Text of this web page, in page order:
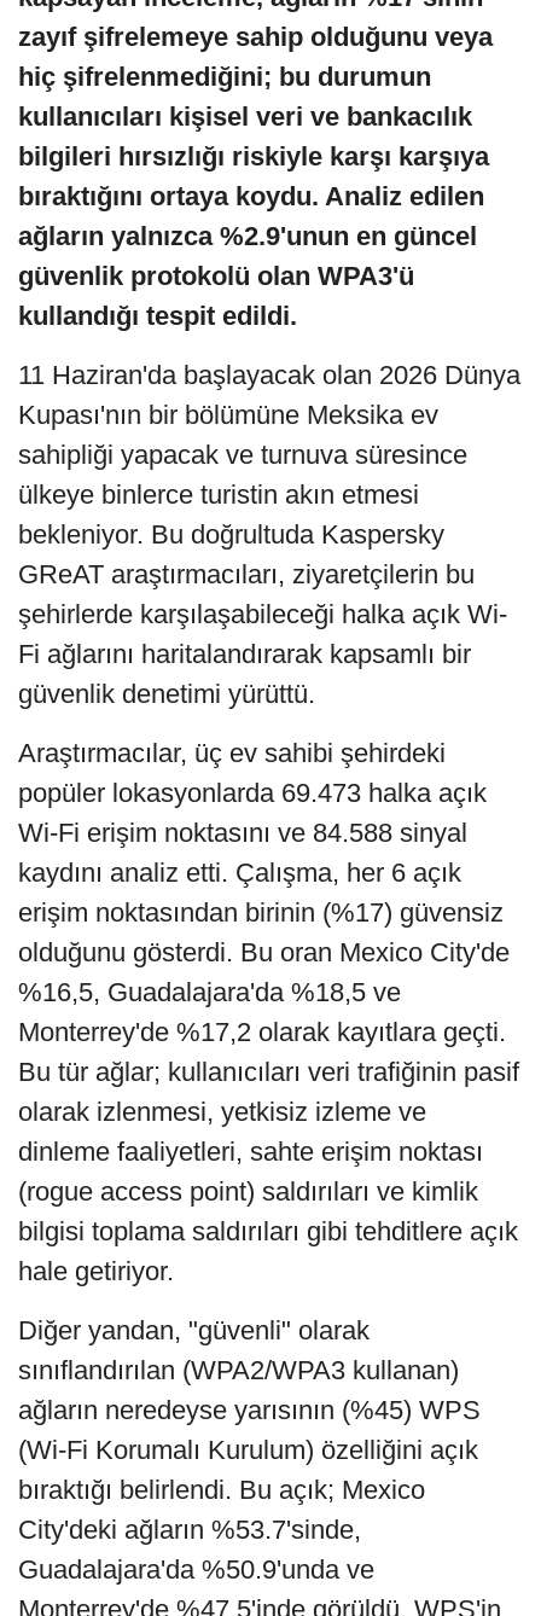
zayıf şifrelemeye sahip olduğunu veya
hiç şifrelenmediğini; bu durumun
kullanıcıları kişisel veri ve bankacılık
bilgileri hırsızlığı riskiyle karşı karşıya
bıraktığını ortaya koydu. Analiz edilen
ağların yalnızca %2.9'unun en güncel
güvenlik protokolü olan WPA3'ü
kullandığı tespit edildi.
11 Haziran'da başlayacak olan 2026 Dünya
Kupası'nın bir bölümüne Meksika ev
sahipliği yapacak ve turnuva süresince
ülkeye binlerce turistin akın etmesi
bekleniyor. Bu doğrultuda Kaspersky
GReAT araştırmacıları, ziyaretçilerin bu
şehirlerde karşılaşabileceği halka açık Wi-
Fi ağlarını haritalandırarak kapsamlı bir
güvenlik denetimi yürüttü.
Araştırmacılar, üç ev sahibi şehirdeki
popüler lokasyonlarda 69.473 halka açık
Wi-Fi erişim noktasını ve 84.588 sinyal
kaydını analiz etti. Çalışma, her 6 açık
erişim noktasından birinin (%17) güvensiz
olduğunu gösterdi. Bu oran Mexico City'de
%16,5, Guadalajara'da %18,5 ve
Monterrey'de %17,2 olarak kayıtlara geçti.
Bu tür ağlar; kullanıcıları veri trafiğinin pasif
olarak izlenmesi, yetkisiz izleme ve
dinleme faaliyetleri, sahte erişim noktası
(rogue access point) saldırıları ve kimlik
bilgisi toplama saldırıları gibi tehditlere açık
hale getiriyor.
Diğer yandan, "güvenli" olarak
sınıflandırılan (WPA2/WPA3 kullanan)
ağların neredeyse yarısının (%45) WPS
(Wi-Fi Korumalı Kurulum) özelliğini açık
bıraktığı belirlendi. Bu açık; Mexico
City'deki ağların %53.7'sinde,
Guadalajara'da %50.9'unda ve
Monterrey'de %47.5'inde görüldü. WPS'in